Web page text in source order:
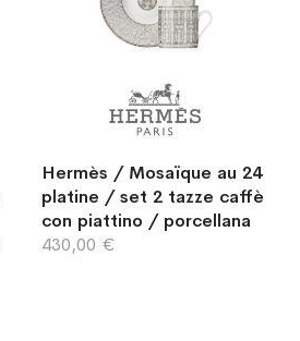
Hermès / Mosaïque au 24
platine / set 2 tazze caffè
con piattino / porcellana
430,00 €